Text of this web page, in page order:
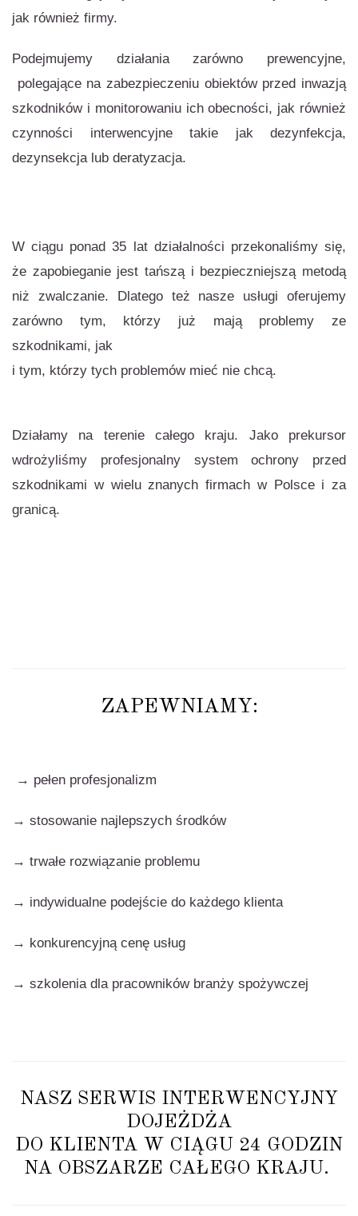
jak również firmy.
Podejmujemy działania zarówno prewencyjne,
polegające na zabezpieczeniu obiektów przed inwazją
szkodników i monitorowaniu ich obecności, jak również
czynności interwencyjne takie jak dezynfekcja,
dezynsekcja lub deratyzacja.
W ciągu ponad 35 lat działalności przekonaliśmy się,
że zapobieganie jest tańszą i bezpieczniejszą metodą
niż zwalczanie. Dlatego też nasze usługi oferujemy
zarówno tym, którzy już mają problemy ze
szkodnikami, jak
i tym, którzy tych problemów mieć nie chcą.
Działamy na terenie całego kraju. Jako prekursor
wdrożyliśmy profesjonalny system ochrony przed
szkodnikami w wielu znanych firmach w Polsce i za
granicą.
ZAPEWNIAMY:
→ pełen profesjonalizm
→ stosowanie najlepszych środków
→ trwałe rozwiązanie problemu
→ indywidualne podejście do każdego klienta
→ konkurencyjną cenę usług
→ szkolenia dla pracowników branży spożywczej
NASZ SERWIS INTERWENCYJNY
DOJEŻDŻA
DO KLIENTA W CIĄGU 24 GODZIN
NA OBSZARZE CAŁEGO KRAJU.